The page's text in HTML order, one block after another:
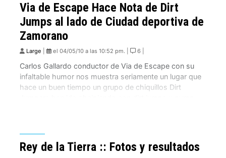
Via de Escape Hace Nota de Dirt
Jumps al lado de Ciudad deportiva de
Zamorano
Large el 04/05/10 a las 10:52 pm. | 6 |
Carlos Gallardo conductor de Via de Escape con su
infaltable humor nos muestra seriamente un lugar que
hace un buen tiempo un grupo de chiquillos Dirt
Rey de la Tierra :: Fotos y resultados